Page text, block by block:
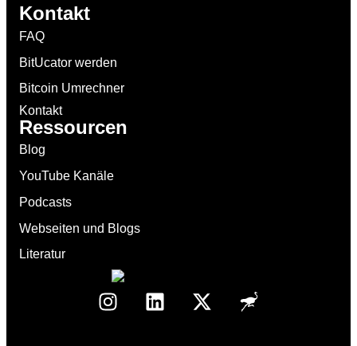
Kontakt
FAQ
BitUcator werden
Bitcoin Umrechner
Kontakt
Ressourcen
Blog
YouTube Kanäle
Podcasts
Webseiten und Blogs
Literatur